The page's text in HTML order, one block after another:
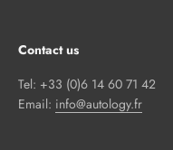
Contact us
Tel: +33 (0)6 14 60 71 42
Email: info@autology.fr